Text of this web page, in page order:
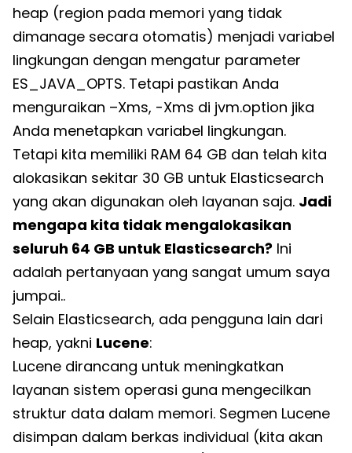
heap (region pada memori yang tidak
dimanage secara otomatis) menjadi variabel
lingkungan dengan mengatur parameter
ES_JAVA_OPTS. Tetapi pastikan Anda
menguraikan –Xms, -Xms di jvm.option jika
Anda menetapkan variabel lingkungan.
Tetapi kita memiliki RAM 64 GB dan telah kita
alokasikan sekitar 30 GB untuk Elasticsearch
yang akan digunakan oleh layanan saja. Jadi
mengapa kita tidak mengalokasikan
seluruh 64 GB untuk Elasticsearch? Ini
adalah pertanyaan yang sangat umum saya
jumpai..
Selain Elasticsearch, ada pengguna lain dari
heap, yakni Lucene:
Lucene dirancang untuk meningkatkan
layanan sistem operasi guna mengecilkan
struktur data dalam memori. Segmen Lucene
disimpan dalam berkas individual (kita akan